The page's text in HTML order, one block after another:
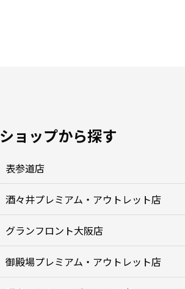
ショップから探す
表参道店
酒々井プレミアム・アウトレット店
グランフロント大阪店
御殿場プレミアム・アウトレット店